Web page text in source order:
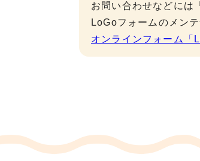
お問い合わせなどには
LoGoフォームのメン
オンラインフォーム「